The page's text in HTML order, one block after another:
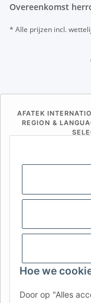
Hoe we
Door op "Alles
Overeenkomst
* Alle prijzen incl.
AFATEK
REGION &
FR